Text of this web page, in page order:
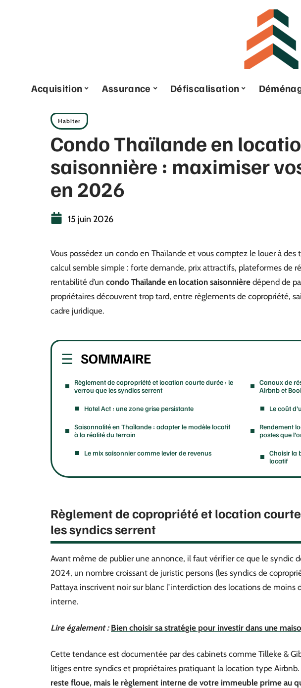
Acquisition Assurance Défiscalisation
Habiter
Condo Thaïlande en
saisonnière : maximiser
en 2026
15 juin 2026
Vous possédez un condo en Thaïlande et vous comptez le louer à des
calcul semble simple : forte demande, prix attractifs, plateformes de
rentabilité d’un condo Thaïlande en location saisonnière dépend de
propriétaires découvrent trop tard, entre règlements de copropriété,
cadre juridique.
SOMMAIRE
Règlement de copropriété et location courte durée : le
verrou que les syndics serrent
Hotel Act : une zone grise persistante
Saisonnalité en Thaïlande : adapter le modèle locatif
à la réalité du terrain
Le mix saisonnier comme levier de revenus
Canaux de
Airbnb et
Le coût
Rendement
postes que
Choisir la
locatif
Règlement de copropriété et location
les syndics serrent
Avant même de publier une annonce, il faut vérifier ce que le syndic
2024, un nombre croissant de juristic persons (les syndics de
Pattaya inscrivent noir sur blanc l’interdiction des locations de moins
interne.
Lire également : Bien choisir sa stratégie pour investir dans une
Cette tendance est documentée par des cabinets comme Tilleke &
litiges entre syndics et propriétaires pratiquant la location type
reste floue, mais le règlement interne de votre immeuble prime au